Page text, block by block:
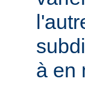
à en